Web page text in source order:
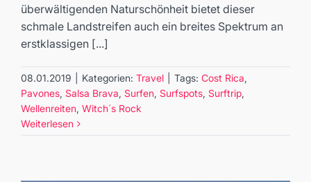
überwältigenden Naturschönheit bietet dieser
schmale Landstreifen auch ein breites Spektrum an
erstklassigen [...]
08.01.2019 Kategorien: Travel Tags: Cost Rica,
Pavones, Salsa Brava, Surfen, Surfspots, Surftrip,
Wellenreiten, Witch´s Rock
Weiterlesen